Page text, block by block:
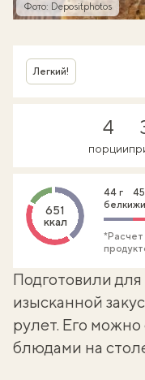
Фото: Depositphotos
Легкий!
4
порции
651
ккал
44 г
белки
Подготовили
изысканной
рулет. Его
блюдами на